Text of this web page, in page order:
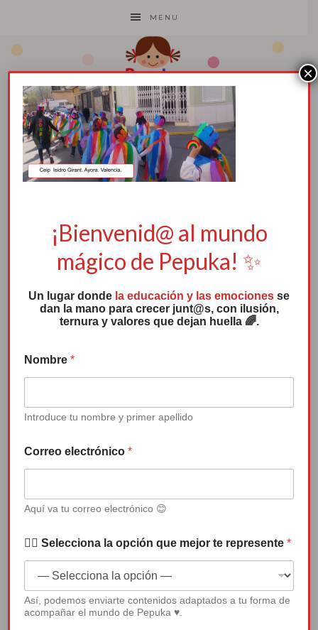
MENU
9. Isidro Girant.
quite la sonrisa”
Reproductor
de
vídeo
00:00
¡Bienvenid@ al mundo
mágico de Pepuka! ✨
Un lugar donde la educación y las emociones se
dan la mano para crecer junt@s, con ilusión,
ternura y valores que dejan huella 🌈.
Nombre*
Introduce tu nombre y primer apellido
Correo electrónico*
Aquí va tu correo electrónico 😊
✍🏻 Selecciona la opción que mejor te represente*
Así, podemos enviarte contenidos adaptados a tu forma de
acompañar el mundo de Pepuka ♥.
×